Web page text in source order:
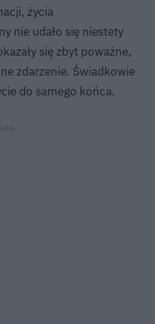
życia
nie udało się niestety
się zbyt poważne,
zdarzenie. Świadkowie
do samego końca.